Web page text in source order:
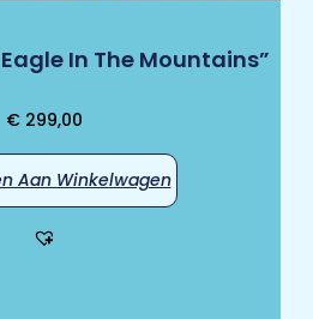
In The Mountains”
€ 299,00
Aan Winkelwagen